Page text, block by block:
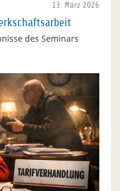
13. März 2026
des Seminars